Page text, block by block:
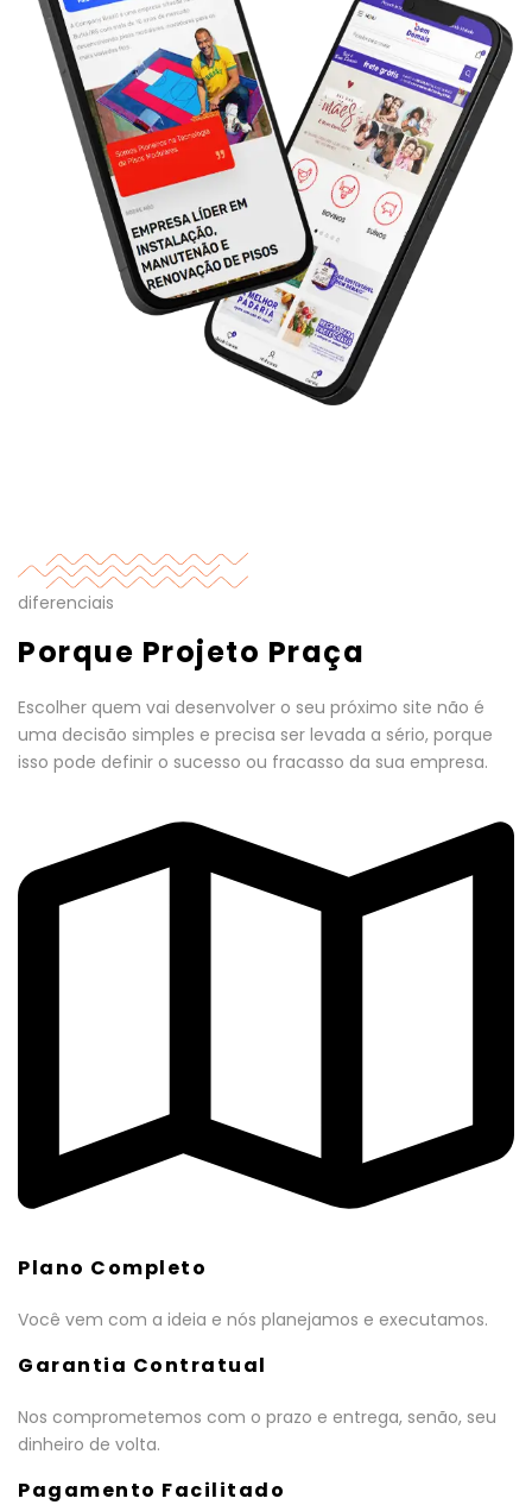
diferenciais
Porque Projeto Praça
Escolher quem vai desenvolver o seu próximo site não é
uma decisão simples e precisa ser levada a sério, porque
isso pode definir o sucesso ou fracasso da sua empresa.
Plano Completo
Você vem com a ideia e nós planejamos e executamos.
Garantia Contratual
Nos comprometemos com o prazo e entrega, senão, seu
dinheiro de volta.
Pagamento Facilitado